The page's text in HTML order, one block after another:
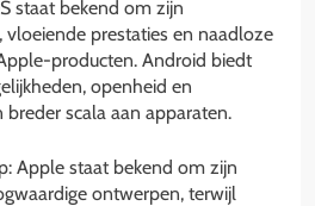
staat bekend om zijn
vloeiende prestaties en naadloze
producten. Android biedt
openheid en
scala aan apparaten.
Apple staat bekend om zijn
ontwerpen, terwijl